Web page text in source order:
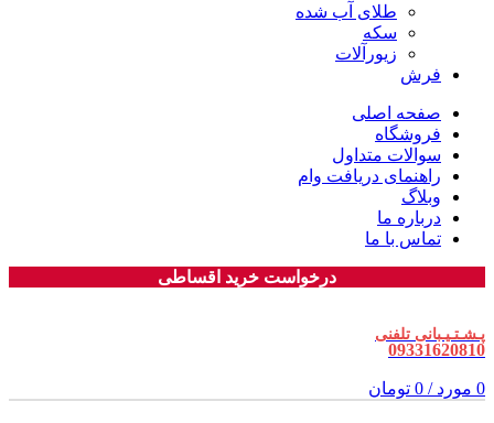
طلای آب شده
سکه
زیورآلات
فرش
صفحه اصلی
فروشگاه
سوالات متداول
راهنمای دریافت وام
وبلاگ
درباره ما
تماس با ما
درخواست خرید اقساطی
پـشـتـیـبانی تلفنی
09331620810
0 مورد /
0 تومان